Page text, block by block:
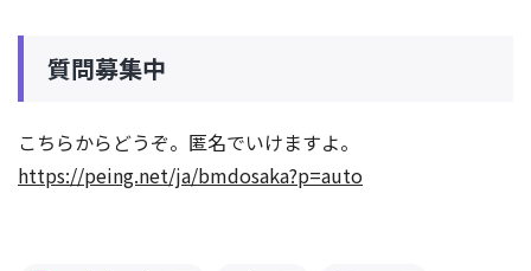
質問募集中
こちらからどうぞ。匿名でいけますよ。
https://peing.net/ja/bmdosaka?p=auto